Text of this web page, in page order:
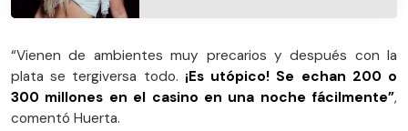
“Vienen de ambientes muy precarios y después con la
plata se tergiversa todo. ¡Es utópico! Se echan 200 o
300 millones en el casino en una noche fácilmente”,
comentó Huerta.